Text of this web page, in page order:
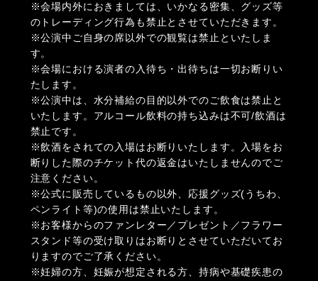
※会場内外におきましては、いかなる密集、グッズ等
のトレーディング行為も禁止とさせていただきます。
※公演中ご自身の席以外での観覧は禁止といたしま
す。
※会場における演者の入待ち・出待ちは一切お断りい
たします。
※公演中は、水分補給の目的以外でのご飲食は禁止と
いたします。アルコール飲料の持ち込みは不可/飲酒は
禁止です。
※飲酒をされての入場はお断りいたします。入場をお
断りした際のチケット代の返金はいたしませんのでご
注意ください。
※公式に販売しているもの以外、応援グッズ(うちわ、
ペンライト等)の使用は禁止いたします。
※お客様からのファンレター／プレゼント／フラワー
スタンド等の受け取りはお断りとさせていただいてお
りますのでご了承ください。
※妊婦の方、妊娠が想定される方、持病や基礎疾患の